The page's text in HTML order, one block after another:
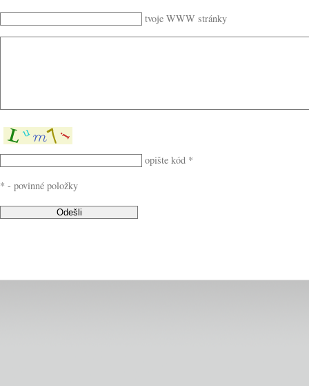
tvoje WWW stránky
opište kód *
* - povinné položky